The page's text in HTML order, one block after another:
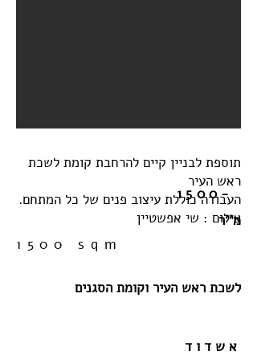
מ''ר
1500-
תוספת לבניין קיים להרחבת קומת לשכת
ראש העיר
.העבודה כוללת עיצוב פנים של כל המתחם
צילום : שי אפשטיין
1500 sqm
לשכת ראש העיר וקומת הסגנים
אשדוד